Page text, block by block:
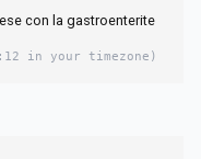
con la gastroenterite
in your timezone)